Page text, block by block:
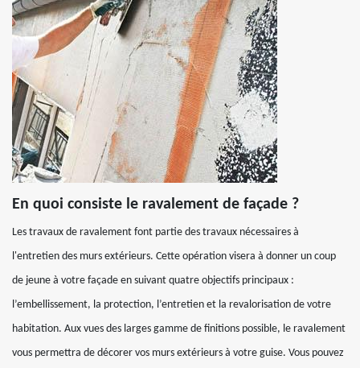
En quoi consiste le ravalement de façade ?
Les travaux de ravalement font partie des travaux nécessaires à
l'entretien des murs extérieurs. Cette opération visera à donner un coup
de jeune à votre façade en suivant quatre objectifs principaux :
l’embellissement, la protection, l’entretien et la revalorisation de votre
habitation. Aux vues des larges gamme de finitions possible, le ravalement
vous permettra de décorer vos murs extérieurs à votre guise. Vous pouvez